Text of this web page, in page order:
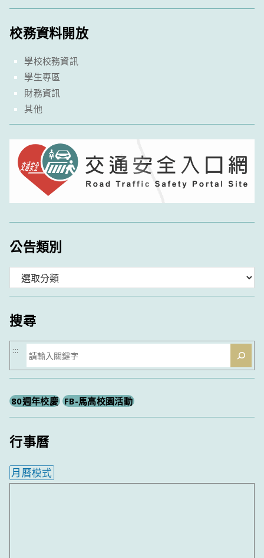
校務資料開放
學校校務資訊
學生專區
財務資訊
其他
公告類別
類
搜尋
搜
尋
:::
80週年校慶 FB-馬高校園活動
行事曆
月曆模式